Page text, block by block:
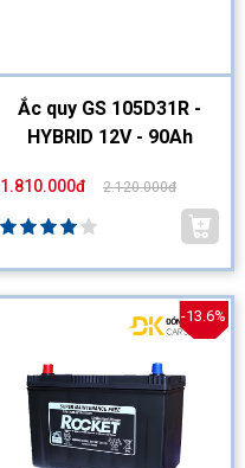
Ắc quy GS 105D31R -
HYBRID 12V - 90Ah
1.810.000đ 2.120.000đ
-13.6%